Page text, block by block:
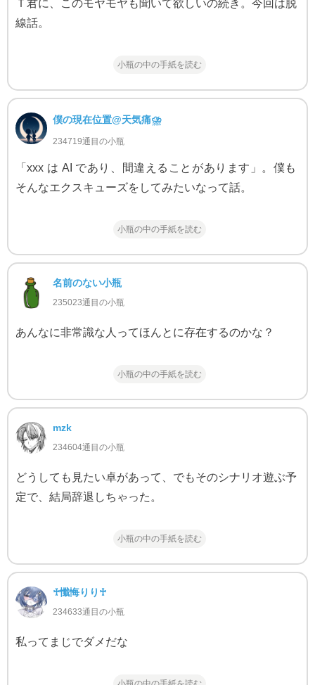
Ｔ君に、このモヤモヤも聞いて欲しいの続き。今回は脱
線話。
小瓶の中の手紙を読む
僕の現在位置@天気痛⛈
234719通目の小瓶
「xxx は AI であり、間違えることがあります」。僕も
そんなエクスキューズをしてみたいなって話。
小瓶の中の手紙を読む
名前のない小瓶
235023通目の小瓶
あんなに非常識な人ってほんとに存在するのかな？
小瓶の中の手紙を読む
mzk
234604通目の小瓶
どうしても見たい卓があって、でもそのシナリオ遊ぶ予
定で、結局辞退しちゃった。
小瓶の中の手紙を読む
♰懺悔りり♰
234633通目の小瓶
私ってまじでダメだな